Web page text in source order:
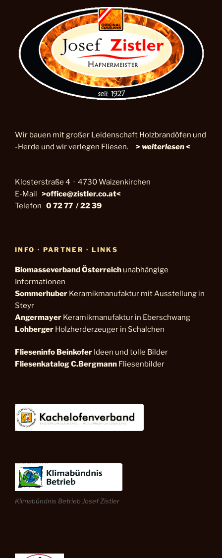
Wir bauen mit großer Leidenschaft Holzbrandöfen und
-Herde und wir verlegen Fliesen. >weiterlesen <
Klosterstraße 4 · 4730 Waizenkirchen
E-Mail >office@zistler.co.at<
Telefon 0 72 77 / 22 39
INFO · PARTNER · LINKS
BiomasseverbandÖsterreich unabhängige
Informationen
Sommerhuber Keramikmanufaktur mit Ausstellung in
Steyr
Angermayer Keramikmanufaktur in Eberschwang
Lohberger Holzherderzeuger in Schalchen
Flieseninfo Beinkofer Ideen und tolle Bilder
Fliesenkatalog C.Bergmann Fliesenbilder
Klimabündnis Betrieb Josef Zistler